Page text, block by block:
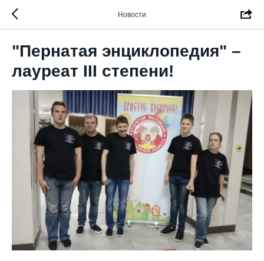
Новости
"Пернатая энциклопедия" –
лауреат III степени!